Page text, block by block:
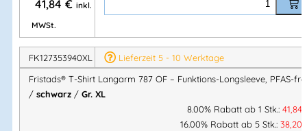
✔ Angenehm trockenes Tragegefühl
✔ Leicht & robust zugleich
✔ Ideal als Base-Layer oder Solo-Shirt
✔ Nachhaltig produziert – PFAS-frei
Langarm-T-Shirt 787 OF aus schnelltrocknendem,
41,84 € inkl.
MWSt.
FK127353940XL
Lieferzeit 5 - 10 Werktage
Fristads® T-Shirt Langarm 787 OF – Funktions-Longsleeve, PFAS-frei
/ schwarz/ Gr. XL
8.00% Rabatt ab 1 Stk.: 41,84
16.00% Rabatt ab 5 Stk.: 38,20